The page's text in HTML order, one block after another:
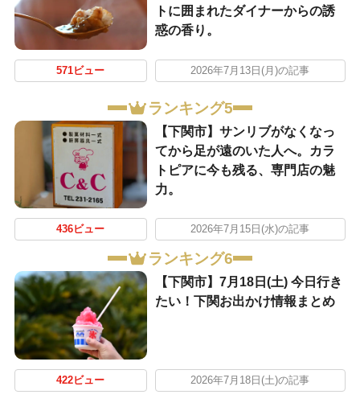
トに囲まれたダイナーからの誘
惑の香り。
571ビュー 2026年7月13日(月)の記事
ランキング5
【下関市】サンリブがなくなっ
てから足が遠のいた人へ。カラ
トピアに今も残る、専門店の魅
力。
436ビュー 2026年7月15日(水)の記事
ランキング6
【下関市】7月18日(土) 今日行き
たい！下関お出かけ情報まとめ
422ビュー 2026年7月18日(土)の記事